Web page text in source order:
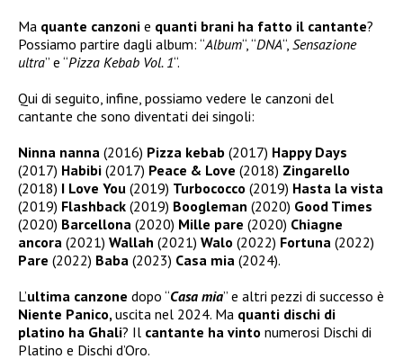
Ma quante canzoni e quanti brani ha fatto il cantante?
Possiamo partire dagli album: “Album“, “DNA“, Sensazione
ultra” e “Pizza Kebab Vol. 1“.
Qui di seguito, infine, possiamo vedere le canzoni del
cantante che sono diventati dei singoli:
Ninna nanna (2016) Pizza kebab (2017) Happy Days
(2017) Habibi (2017) Peace & Love (2018) Zingarello
(2018) I Love You (2019) Turbococco (2019) Hasta la vista
(2019) Flashback (2019) Boogleman (2020) Good Times
(2020) Barcellona (2020) Mille pare (2020) Chiagne
ancora (2021) Wallah (2021) Walo (2022) Fortuna (2022)
Pare (2022) Baba (2023) Casa mia (2024).
L’ultima canzone dopo “Casa mia” e altri pezzi di successo è
Niente Panico, uscita nel 2024. Ma quanti dischi di
platino ha Ghali? Il cantante ha vinto numerosi Dischi di
Platino e Dischi d’Oro.